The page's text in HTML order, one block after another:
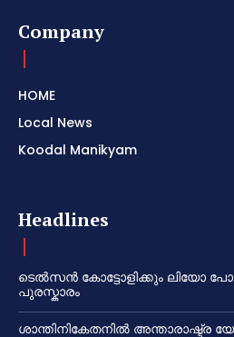
Company
HOME
Local News
Koodal Manikyam
Headlines
ടെൽസൻ കോട്ടോളിക്കും ലിയോ
പുരസ്കാരം
ശാന്തിനികേതനിൽ അന്താരാഷ്ട്ര